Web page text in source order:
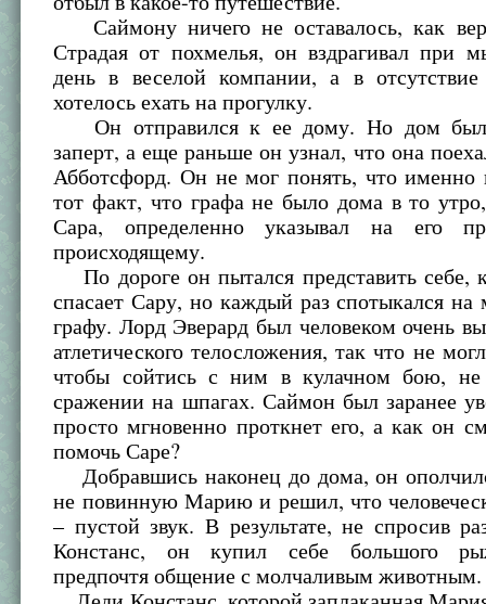
Саймону ничего не оставалось, как
Страдая от похмелья, он вздрагивал при
день в веселой компании, а в
хотелось ехать на прогулку.
Он отправился к ее дому. Но дом был
заперт, а еще раньше он узнал, что она
Абботсфорд. Он не мог понять, что именно
тот факт, что графа не было дома в то утро,
Сара, определенно указывал на его
происходящему.
По дороге он пытался представить себе,
спасает Сару, но каждый раз спотыкался
графу. Лорд Эверард был человеком очень
атлетического телосложения, так что не
чтобы сойтись с ним в кулачном бою,
сражении на шпагах. Саймон был заранее
просто мгновенно проткнет его, а как он
помочь Саре?
Добравшись наконец до дома, он
не повинную Марию и решил, что
– пустой звук. В результате, не спросив
Констанс, он купил себе большого
предпочтя общение с молчаливым животным.